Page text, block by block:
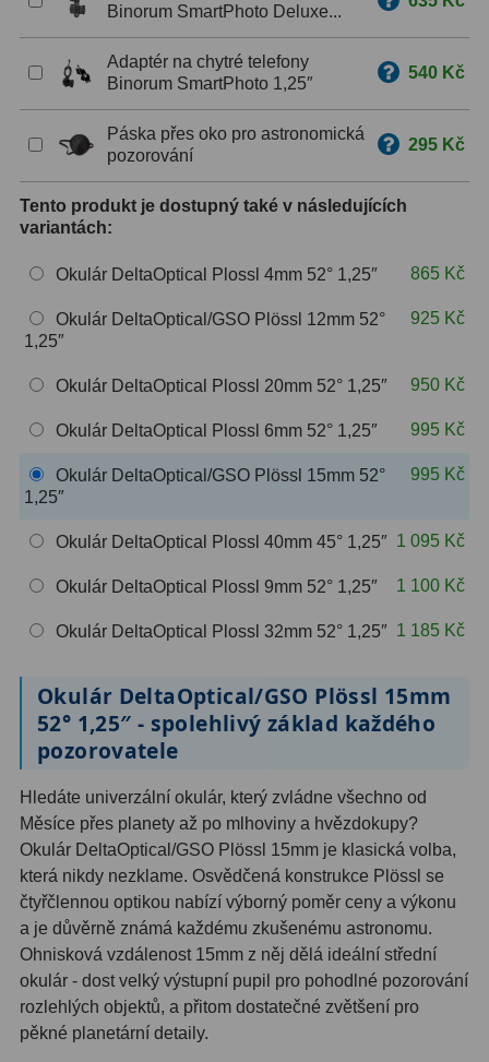
ZOOM12
ED a Flat Field12
Měřící, s mřížkou6
Ostatní30
Doplňky1
Filtry 182
Měsíční a Polarizační23
CLS a UHC
Širokopásmové 13
OIII
Barevné66
Barlow čočky65
Barlow 2x38
Barlow 3x 12
Barlow 4x 3
Barlow 5x8
Převracecí4
Hledáčky28
Binorum SmartPhoto Deluxe...
Adaptér na chytré telefony
Binorum SmartPhoto 1,25″
540 Kč
Páska přes oko pro astronomická
pozorování
295 Kč
Tento produkt je dostupný také v následujících
variantách:
Okulár DeltaOptical Plossl 4mm 52° 1,25″ 865 Kč
Okulár DeltaOptical/GSO Plössl 12mm 52°
1,25″
925 Kč
Okulár DeltaOptical Plossl 20mm 52° 1,25″ 950 Kč
Okulár DeltaOptical Plossl 6mm 52° 1,25″ 995 Kč
Okulár DeltaOptical/GSO Plössl 15mm 52°
1,25″
995 Kč
Okulár DeltaOptical Plossl 40mm 45° 1,25″ 1 095 Kč
Okulár DeltaOptical Plossl 9mm 52° 1,25″ 1 100 Kč
Okulár DeltaOptical Plossl 32mm 52° 1,25″ 1 185 Kč
Okulár DeltaOptical/GSO Plössl 15mm
52° 1,25″ - spolehlivý základ každého
pozorovatele
Hledáte univerzální okulár, který zvládne všechno od
Měsíce přes planety až po mlhoviny a hvězdokupy?
Okulár DeltaOptical/GSO Plössl 15mm je klasická volba,
která nikdy nezklame. Osvědčená konstrukce Plössl se
čtyřčlennou optikou nabízí výborný poměr ceny a výkonu
a je důvěrně známá každému zkušenému astronomu.
Ohnisková vzdálenost 15mm z něj dělá ideální střední
okulár - dost velký výstupní pupil pro pohodlné pozorování
rozlehlých objektů, a přitom dostatečné zvětšení pro
pěkné planetární detaily.